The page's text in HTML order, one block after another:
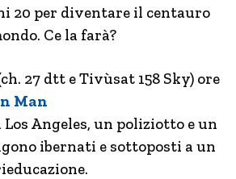
20 per diventare il centauro
Ce la farà?
27 dtt e Tivùsat 158 Sky) ore
Man
Angeles, un poliziotto e un
ibernati e sottoposti a un